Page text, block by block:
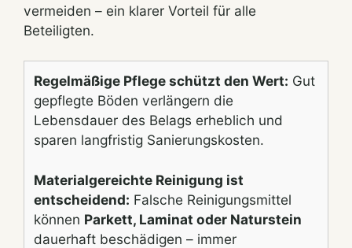
vermeiden – ein klarer Vorteil für alle
Beteiligten.
Regelmäßige Pflege schützt den Wert: Gut
gepflegte Böden verlängern die
Lebensdauer des Belags erheblich und
sparen langfristig Sanierungskosten.
Materialgereichte Reinigung ist
entscheidend: Falsche Reinigungsmittel
können Parkett, Laminat oder Naturstein
dauerhaft beschädigen – immer